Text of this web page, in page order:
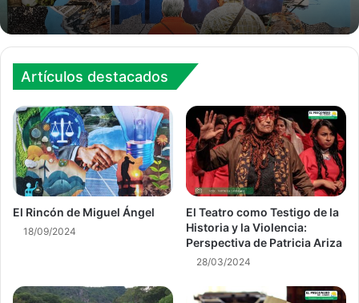
Artículos destacados
El Rincón de Miguel Ángel
18/09/2024
El Teatro como Testigo de la
Historia y la Violencia:
Perspectiva de Patricia Ariza
28/03/2024